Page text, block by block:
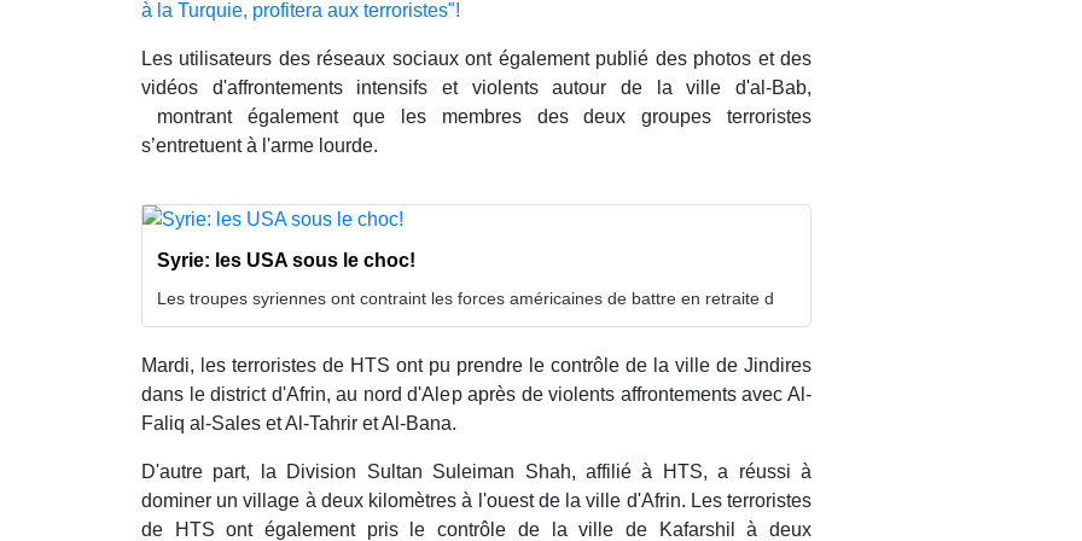
à la Turquie, profitera aux terroristes"!
Les utilisateurs des réseaux sociaux ont également publié des photos et des
vidéos d'affrontements intensifs et violents autour de la ville d'al-Bab,
montrant également que les membres des deux groupes terroristes
s’entretuent à l'arme lourde.
Syrie: les USA sous le choc!
Les troupes syriennes ont contraint les forces américaines de battre en retraite d
Mardi, les terroristes de HTS ont pu prendre le contrôle de la ville de Jindires
dans le district d'Afrin, au nord d'Alep après de violents affrontements avec Al-
Faliq al-Sales et Al-Tahrir et Al-Bana.
D'autre part, la Division Sultan Suleiman Shah, affilié à HTS, a réussi à
dominer un village à deux kilomètres à l'ouest de la ville d'Afrin. Les terroristes
de HTS ont également pris le contrôle de la ville de Kafarshil à deux